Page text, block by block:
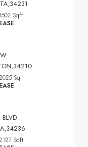
1502 Sqft
2025 Sqft
2127 Sqft